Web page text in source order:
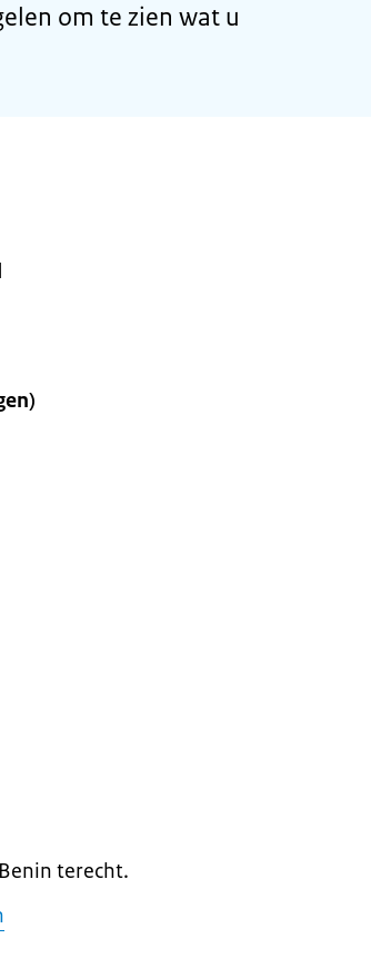
om te zien wat u
terecht.